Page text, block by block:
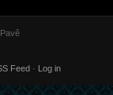
Feed · Log in